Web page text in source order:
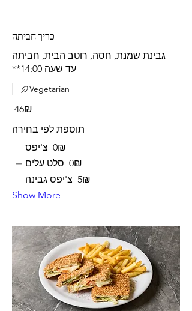
כריך חביתה
גבינת שמנת, חסה, רוטב הבית, חביתה
‏46 ‏₪
Vegetarian
תוספת לפי בחירה
צ'יפס
‏0 ‏₪
סלט עלים
‏0 ‏₪
צ'יפס גבינה
‏5 ‏₪
Show More